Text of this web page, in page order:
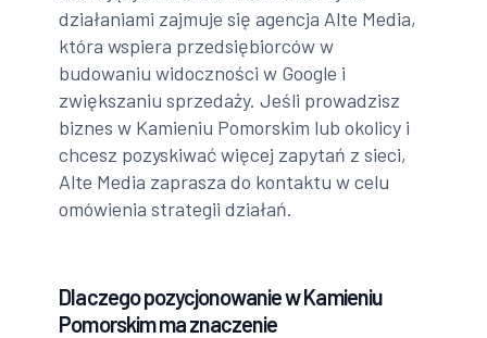
działaniami zajmuje się agencja Alte Media,
która wspiera przedsiębiorców w
budowaniu widoczności w Google i
zwiększaniu sprzedaży. Jeśli prowadzisz
biznes w Kamieniu Pomorskim lub okolicy i
chcesz pozyskiwać więcej zapytań z sieci,
Alte Media zaprasza do kontaktu w celu
omówienia strategii działań.
Dlaczego pozycjonowanie w Kamieniu
Pomorskim ma znaczenie